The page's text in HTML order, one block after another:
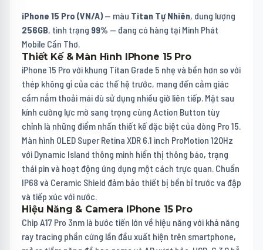
iPhone 15 Pro (VN/A)— màu Titan Tự Nhiên, dung lượng
256GB, tình trạng 99% — đang có hàng tại Minh Phát
Mobile Cần Thơ.
Thiết Kế & Màn Hình IPhone 15 Pro
iPhone 15 Pro với khung Titan Grade 5 nhẹ và bền hơn so với
thép không gỉ của các thế hệ trước, mang đến cảm giác
cầm nắm thoải mái dù sử dụng nhiều giờ liên tiếp. Mặt sau
kính cường lực mờ sang trọng cùng Action Button tùy
chỉnh là những điểm nhấn thiết kế đặc biệt của dòng Pro 15.
Màn hình OLED Super Retina XDR 6.1 inch ProMotion 120Hz
với Dynamic Island thông minh hiển thị thông báo, trạng
thái pin và hoạt động ứng dụng một cách trực quan. Chuẩn
IP68 và Ceramic Shield đảm bảo thiết bị bền bỉ trước va đập
và tiếp xúc với nước.
Hiệu Năng & Camera IPhone 15 Pro
Chip A17 Pro 3nm là bước tiến lớn về hiệu năng với khả năng
ray tracing phần cứng lần đầu xuất hiện trên smartphone,